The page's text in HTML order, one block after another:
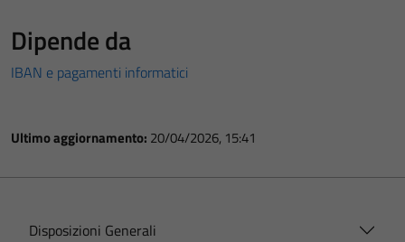
Dipende da
IBAN e pagamenti informatici
Ultimo aggiornamento: 20/04/2026, 15:41
Disposizioni Generali